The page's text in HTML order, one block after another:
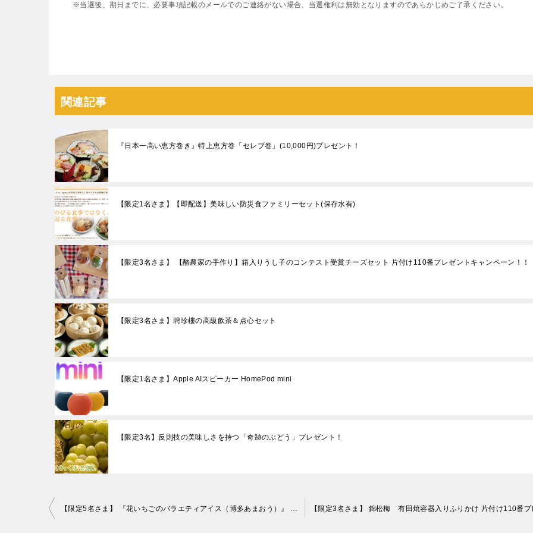
※当選後、期日までに、必要事項記載のメールでのご連絡がない場合、当選権利は無効となりますのであらかじめご了承ください。
関連記事
『日本一高い恵方巻き』特上恵方巻「セレブ巻」(10,000円)プレゼント！
【限定1名さま】【即配送】美味しい防災食ファミリーセット(保存水有)
【限定3名さま】 【酪農家の手作り】箱入りうし子のコンテスト受賞チーズセット 片付け110番プレゼントキャンペーン！！
【限定3名さま】聘珍樓の高級飲茶＆点心セット
【限定1名さま】Apple AIスピーカー HomePod mini
【限定3名】反則技の美味しさを持つ「奇跡のぶどう」プレゼント！
投
【限定5名さま】 『花いちごのバラエティアイス（博多あまおう）』 片付け110番プレゼントキャンペーン！！